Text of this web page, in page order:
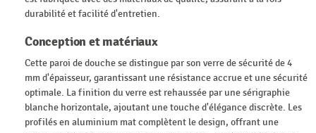
durabilité et facilité d'entretien.
Conception et matériaux
Cette paroi de douche se distingue par son verre de sécurité de 4
mm d'épaisseur, garantissant une résistance accrue et une sécurité
optimale. La finition du verre est rehaussée par une sérigraphie
blanche horizontale, ajoutant une touche d'élégance discrète. Les
profilés en aluminium mat complètent le design, offrant une